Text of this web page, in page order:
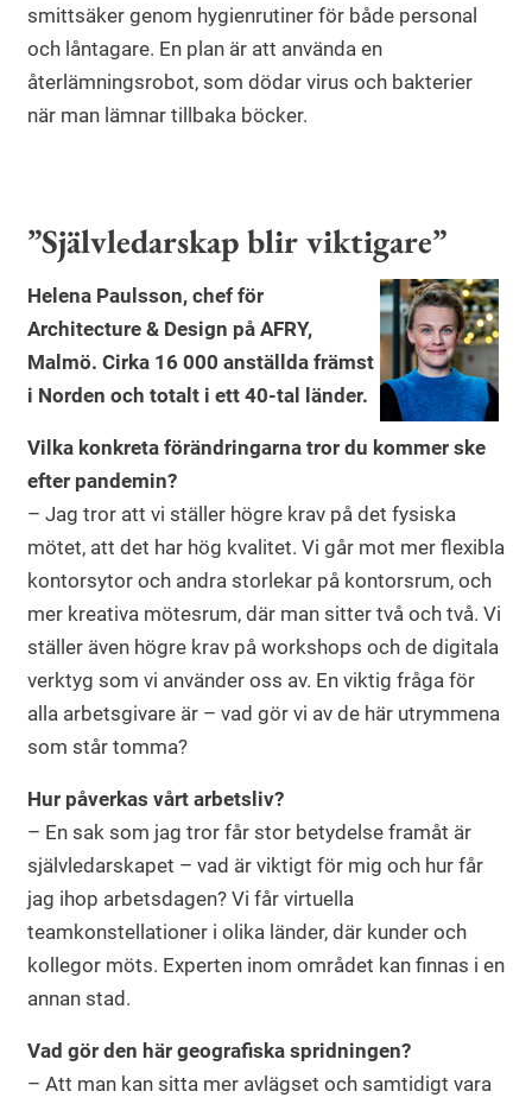
smittsäker genom hygienrutiner för både personal
och låntagare. En plan är att använda en
återlämningsrobot, som dödar virus och bakterier
när man lämnar tillbaka böcker.
”Självledarskap blir viktigare”
Helena Paulsson, chef för
Architecture & Design på AFRY,
Malmö. Cirka 16 000 anställda främst
i Norden och totalt i ett 40-tal länder.
Vilka konkreta förändringarna tror du kommer ske
efter pandemin?
– Jag tror att vi ställer högre krav på det fysiska
mötet, att det har hög kvalitet. Vi går mot mer flexibla
kontorsytor och andra storlekar på kontorsrum, och
mer kreativa mötesrum, där man sitter två och två. Vi
ställer även högre krav på workshops och de digitala
verktyg som vi använder oss av. En viktig fråga för
alla arbetsgivare är – vad gör vi av de här utrymmena
som står tomma?
Hur påverkas vårt arbetsliv?
– En sak som jag tror får stor betydelse framåt är
självledarskapet – vad är viktigt för mig och hur får
jag ihop arbetsdagen? Vi får virtuella
teamkonstellationer i olika länder, där kunder och
kollegor möts. Experten inom området kan finnas i en
annan stad.
Vad gör den här geografiska spridningen?
– Att man kan sitta mer avlägset och samtidigt vara